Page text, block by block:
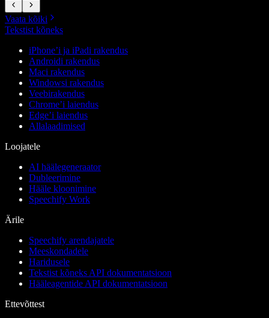
Vaata kõiki
Tekstist kõneks
iPhone’i ja iPadi rakendus
Androidi rakendus
Maci rakendus
Windowsi rakendus
Veebirakendus
Chrome’i laiendus
Edge’i laiendus
Allalaadimised
Loojatele
AI häälegeneraator
Dubleerimine
Hääle kloonimine
Speechify Work
Ärile
Speechify arendajatele
Meeskondadele
Haridusele
Tekstist kõneks API dokumentatsioon
Hääleagentide API dokumentatsioon
Ettevõttest